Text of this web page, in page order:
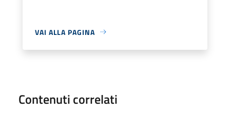
VAI ALLA PAGINA
Contenuti correlati